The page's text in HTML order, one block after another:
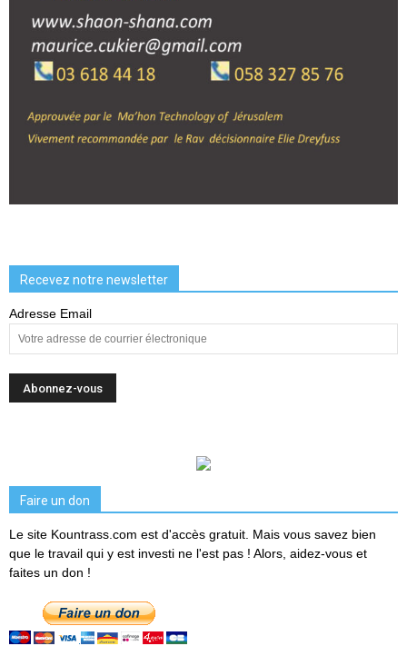
Recevez notre newsletter
Adresse Email
Faire un don
Le site Kountrass.com est d'accès gratuit. Mais vous savez bien
que le travail qui y est investi ne l'est pas ! Alors, aidez-vous et
faites un don !